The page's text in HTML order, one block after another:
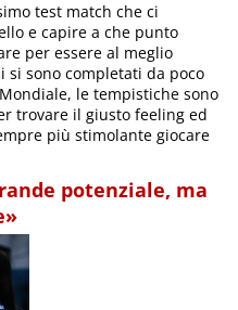
test match che ci
e capire a che punto
per essere al meglio
si sono completati da poco
le tempistiche sono
trovare il giusto feeling ed
più stimolante giocare
potenziale, ma